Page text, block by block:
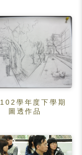
102學年度下學期
圖透作品